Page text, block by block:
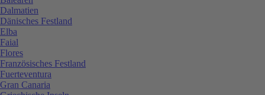
Dalmatien
Dänisches Festland
Elba
Faial
Flores
Französisches Festland
Fuerteventura
Gran Canaria